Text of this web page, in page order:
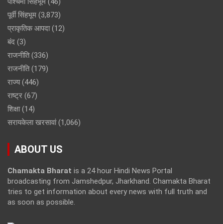
पूर्वी सिंहभूम (3,873)
प्राकृतिक आपदा(12)
बंद (3)
राजनीति(336)
राजनीति(179)
राज्य(446)
राष्ट्र (67)
शिक्षा(14)
सरायकेला खरसावां(1,066)
ABOUT US
Chamakta Bharat is a 24 hour Hindi News Portal
broadcasting from Jamshedpur, Jharkhand. Chamakta Bharat
tries to get information about every news with full truth and
as soon as possible.